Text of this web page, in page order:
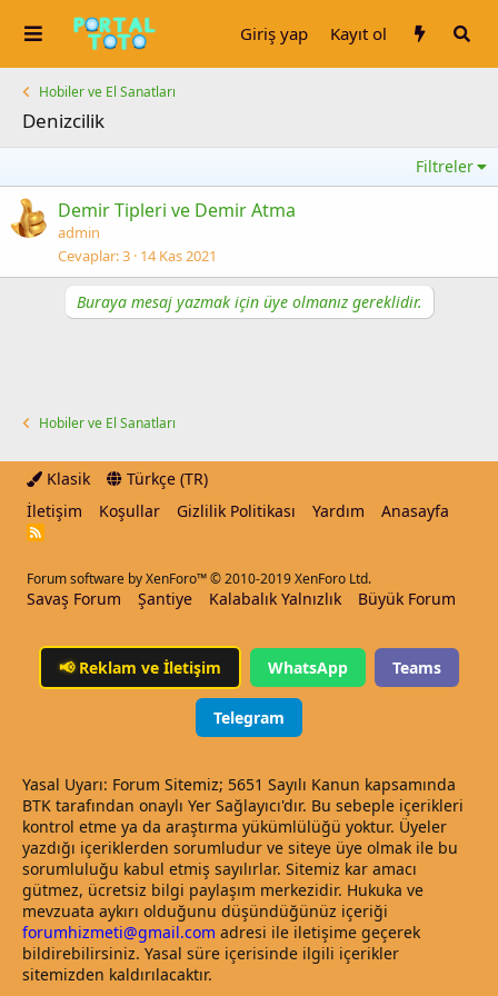
Giriş yap Kayıt ol
Hobiler ve El Sanatları
Denizcilik
Filtreler
Demir Tipleri ve Demir Atma
admin
Cevaplar 3 14 Kas 2021
Buraya mesaj yazmak için üye olmanız gereklidir.
Hobiler ve El Sanatları
Klasik
Türkçe (TR)
İletişim
Koşullar Gizlilik Politikası Yardım Anasayfa
R
Forum software by XenForo™© 2010-2019 XenForo Ltd.
Savaş Forum Şantiye Kalabalık Yalnızlık Büyük Forum
📢Reklam ve İletişim WhatsApp Teams
Telegram
Yasal Uyarı: Forum Sitemiz; 5651 Sayılı Kanun kapsamında
BTK tarafından onaylı Yer Sağlayıcı'dır. Bu sebeple içerikleri
kontrol etme ya da araştırma yükümlülüğü yoktur. Üyeler
yazdığı içeriklerden sorumludur ve siteye üye olmak ile bu
sorumluluğu kabul etmiş sayılırlar. Sitemiz kar amacı
gütmez, ücretsiz bilgi paylaşım merkezidir. Hukuka ve
mevzuata aykırı olduğunu düşündüğünüz içeriği
forumhizmeti@gmail.com adresi ile iletişime geçerek
bildirebilirsiniz. Yasal süre içerisinde ilgili içerikler
sitemizden kaldırılacaktır.